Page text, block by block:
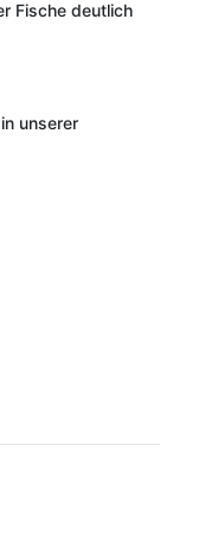
Fische deutlich
unserer